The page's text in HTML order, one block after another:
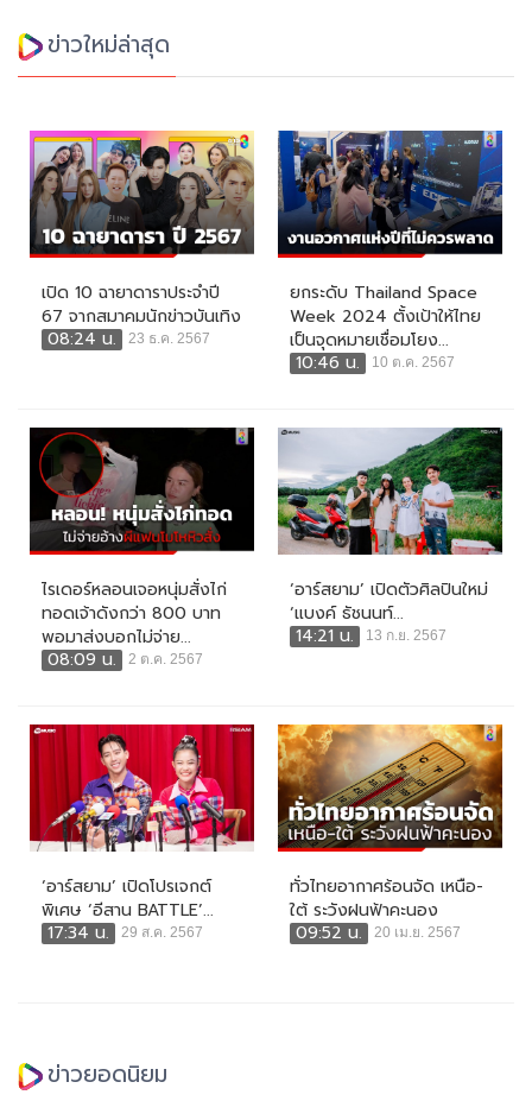
ข่าวใหม่ล่าสุด
เปิด 10 ฉายาดาราประจำปี
67 จากสมาคมนักข่าวบันเทิง
08:24 น.
23 ธ.ค. 2567
ยกระดับ Thailand Space
Week 2024 ตั้งเป้าให้ไทย
เป็นจุดหมายเชื่อมโยง...
10:46 น.
10 ต.ค. 2567
ไรเดอร์หลอนเจอหนุ่มสั่งไก่
ทอดเจ้าดังกว่า 800 บาท
พอมาส่งบอกไม่จ่าย...
08:09 น.
2 ต.ค. 2567
‘อาร์สยาม’ เปิดตัวศิลปินใหม่
‘แบงค์ ธัชนนท์...
14:21 น.
13 ก.ย. 2567
‘อาร์สยาม’ เปิดโปรเจกต์
พิเศษ ‘อีสาน BATTLE’...
17:34 น.
29 ส.ค. 2567
ทั่วไทยอากาศร้อนจัด เหนือ-
ใต้ ระวังฝนฟ้าคะนอง
09:52 น.
20 เม.ย. 2567
ข่าวยอดนิยม